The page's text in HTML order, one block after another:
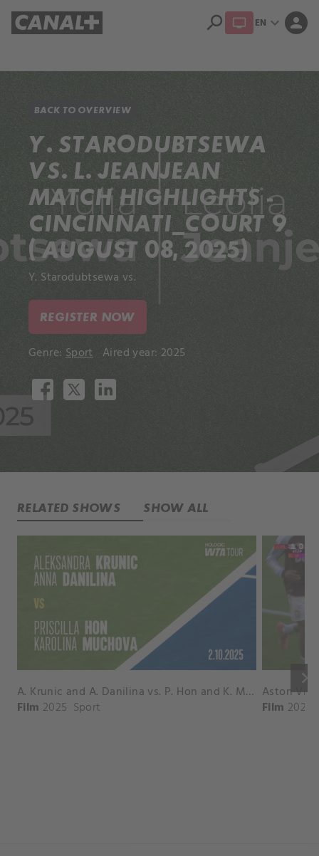
search EN expand_more person
BACK TO OVERVIEW
Y. STARODUBTSEWA
VS. L. JEANJEAN
MATCH HIGHLIGHTS -
CINCINNATI_COURT 9
( AUGUST 08, 2025)
Y. Starodubtsewa vs.
REGISTER NOW
Genre: Sport Aired year: 2025
RELATED SHOWS SHOW ALL
keyboard_arrow_right
A. Krunic and A. Danilina vs. P. Hon and K. Muchova Match Highlights - BEIJING_Capital Group Diamond ( October 02, 2025)
Film 2025 Sport Film 2026